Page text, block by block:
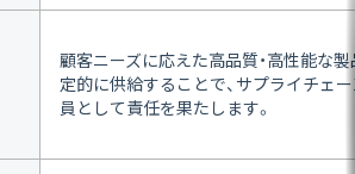
顧客ニーズに応えた高品質・高性能な
定的に供給することで、サプライチェ
員として責任を果たします。